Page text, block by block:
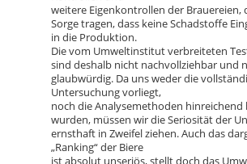
weitere Eigenkontrollen der Brauereien,
Sorge tragen, dass keine Schadstoffe
in die Produktion.
Die vom Umweltinstitut verbreiteten
sind deshalb nicht nachvollziehbar und
glaubwürdig. Da uns weder die
Untersuchung vorliegt,
noch die Analysemethoden hinreichend
wurden, müssen wir die Seriosität der
ernsthaft in Zweifel ziehen. Auch das
„Ranking“ der Biere
ist absolut unseriös, stellt doch das